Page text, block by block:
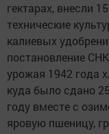
гектарах, внесли
технические
калиевых
постановление
урожая 1942 года
куда было сдано
году вместе с
яровую пшеницу,